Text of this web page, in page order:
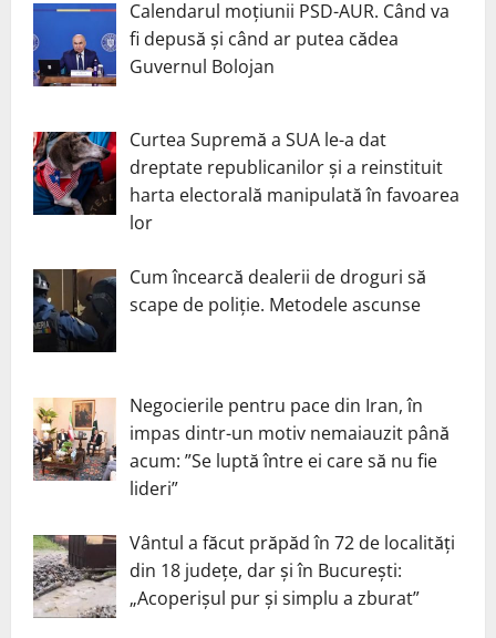
Calendarul moțiunii PSD-AUR. Când va
fi depusă și când ar putea cădea
Guvernul Bolojan
Curtea Supremă a SUA le-a dat
dreptate republicanilor și a reinstituit
harta electorală manipulată în favoarea
lor
Cum încearcă dealerii de droguri să
scape de poliție. Metodele ascunse
Negocierile pentru pace din Iran, în
impas dintr-un motiv nemaiauzit până
acum: ”Se luptă între ei care să nu fie
lideri”
Vântul a făcut prăpăd în 72 de localități
din 18 județe, dar și în București:
„Acoperișul pur și simplu a zburat”